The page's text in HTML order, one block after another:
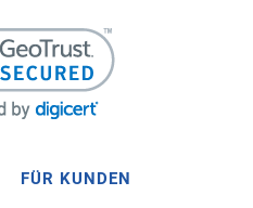
FÜR KUNDEN